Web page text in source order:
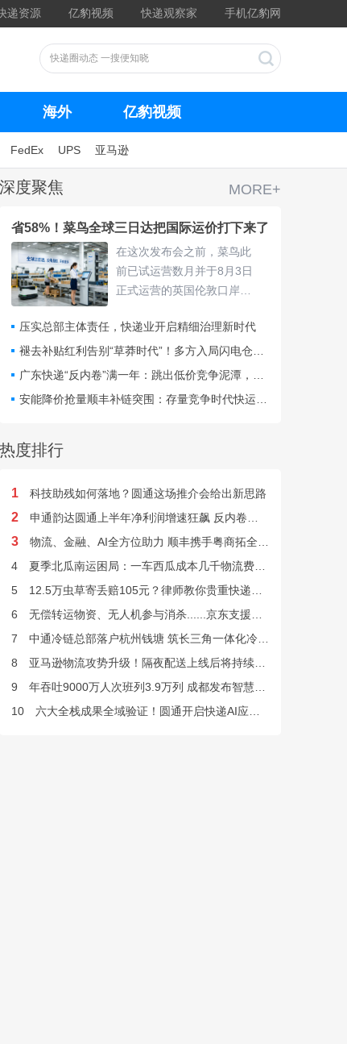
递资源 亿豹视频 快递观察家 手机亿豹网
海外 亿豹视频
FedEx UPS 亚马逊
MORE+
深度聚焦
省58%！菜鸟全球三日达把国际运价打下来了
在这次发布会之前，菜鸟此
前已试运营数月并于8月3日
正式运营的英国伦敦口岸
清关、查验、末端派送收拢
进同一套体系，包裹落地后
最快24小时完成末端派送。
压实总部主体责任，快递业开启精细治理新时代
热度排行
1 科技助残如何落地？圆通这场推介会给出新思路
2 申通韵达圆通上半年净利润增速狂飙 反内卷效果显现
3
物流、金融、AI全方位助力 顺丰携手粤商拓全球市场
4
夏季北瓜南运困局：一车西瓜成本几千物流费上万谁来解？
5
12.5万虫草寄丢赔105元？律师教你贵重快递丢失如何维权
6
无偿转运物资、无人机参与消杀......京东支援广西灾后重建
7
中通冷链总部落户杭州钱塘 筑长三角一体化冷链中枢基地
8
亚马逊物流攻势升级！隔夜配送上线后将持续挤压快递巨头
9
年吞吐9000万人次班列3.9万列 成都发布智慧物流“双清单”
10
六大全栈成果全域验证！圆通开启快递AI应用规模化落地